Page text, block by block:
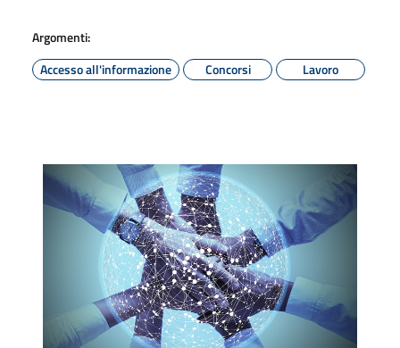
Argomenti:
Accesso all'informazione
Concorsi Lavoro